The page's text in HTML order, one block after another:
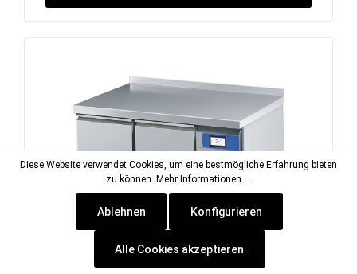
Diese Website verwendet Cookies, um eine bestmögliche Erfahrung bieten
zu können. Mehr Informationen ...
Ablehnen Konfigurieren
Alle Cookies akzeptieren